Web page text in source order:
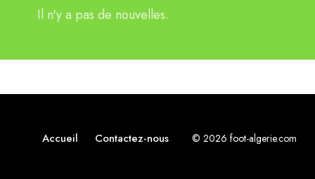
Il n'y a pas de nouvelles.
Accueil Contactez-nous © 2026 foot-algerie.com